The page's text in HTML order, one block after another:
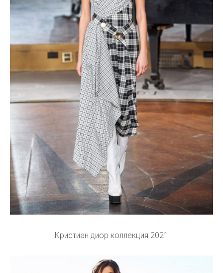
Кристиан диор коллекция 2021